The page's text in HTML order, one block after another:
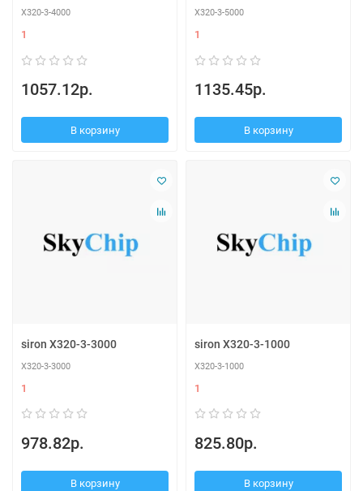
X320-3-4000
1
1057.12р.
В корзину
X320-3-5000
1
1135.45р.
В корзину
siron X320-3-3000
X320-3-3000
1
978.82р.
В корзину
siron X320-3-1000
X320-3-1000
1
825.80р.
В корзину